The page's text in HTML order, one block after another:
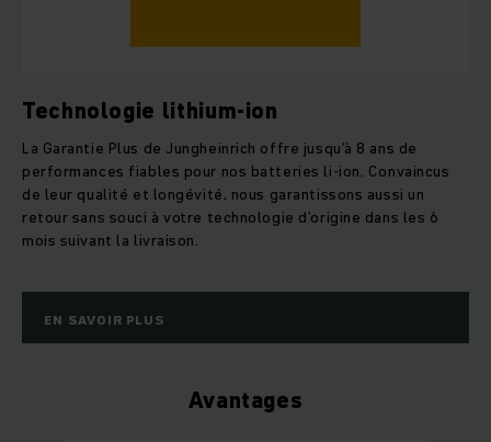
Technologie lithium-ion
La Garantie Plus de Jungheinrich offre jusqu’à 8 ans de
performances fiables pour nos batteries li-ion. Convaincus
de leur qualité et longévité, nous garantissons aussi un
retour sans souci à votre technologie d’origine dans les 6
mois suivant la livraison.
EN SAVOIR PLUS
Avantages